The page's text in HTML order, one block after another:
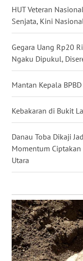
HUT Veteran
Senjata, Kini
Gegara Uang Rp20
Ngaku Dipukul,
Mantan Kepala
Kebakaran di Bukit
Danau Toba Dikaji
Momentum Ciptakan
Utara
WN
NUSANTARA
WN
JOGJA
WN
JATIM
WN
WN
WN
KALTENG
WN
KALTARA